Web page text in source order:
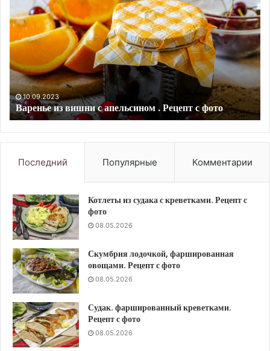
с
печенью
трески.
с
фото
10.09.2023
Слоеный салат с печенью трески. Рецепт с фото
с
с
Последний Популярные Комментарии
Котлеты из судака с креветками. Рецепт с
фото
08.05.2026
Скумбрия лодочкой, фаршированная
овощами. Рецепт с фото
08.05.2026
Судак. фаршированный креветками.
Рецепт с фото
08.05.2026